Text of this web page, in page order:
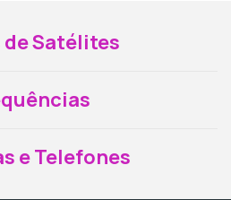
de Satélites
e Telefones